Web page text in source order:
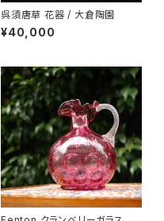
呉須唐草 花器 / 大倉陶園
¥40,000